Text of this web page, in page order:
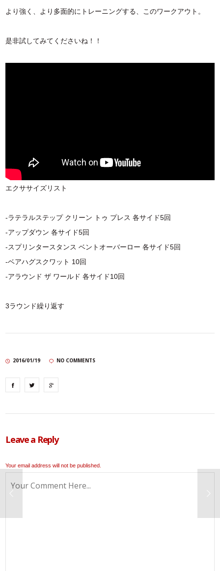
より強く、より多面的にトレーニングする、このワークアウト。
是非試してみてくださいね！！
エクササイズリスト
-ラテラルステップ クリーン トゥ プレス 各サイド5回
-アップダウン 各サイド5回
-スプリンタースタンス ベントオーバーロー 各サイド5回
-ベアハグスクワット 10回
-アラウンド ザ ワールド 各サイド10回
3ラウンド繰り返す
2016/01/19 NO COMMENTS
Leave a Reply
Your email address will not be published.